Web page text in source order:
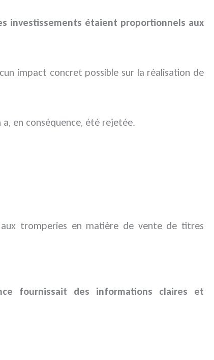
investissements étaient proportionnels aux
impact concret possible sur la réalisation de
en conséquence, été rejetée.
tromperies en matière de vente de titres
fournissait des informations claires et